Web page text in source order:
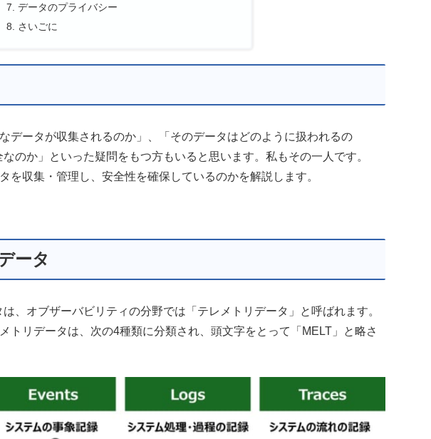
データのプライバシー
さいごに
データが収集されるのか」、「そのデータはどのように扱われるの
のか」といった疑問をもつ方もいると思います。私もその一人です。
を収集・管理し、安全性を確保しているのかを解説します。
ータ
、オブザーバビリティの分野では「テレメトリデータ」と呼ばれます。
トリデータは、次の4種類に分類され、頭文字をとって「MELT」と略さ